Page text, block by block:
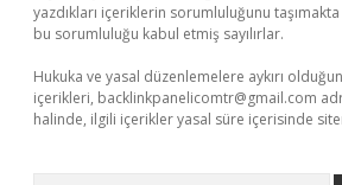
yazdıkları içeriklerin sorumluluğunu
bu sorumluluğu kabul etmiş sayılırlar.
Hukuka ve yasal düzenlemelere aykırı
içerikleri, backlinkpanelicomtr@gmail.com
halinde, ilgili içerikler yasal süre içerisinde